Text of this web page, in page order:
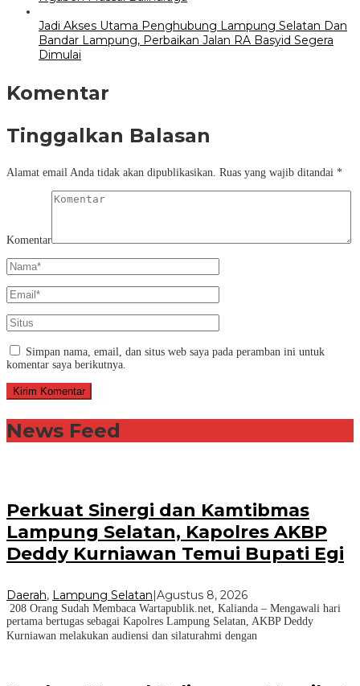
Jadi Akses Utama Penghubung Lampung Selatan Dan
Bandar Lampung, Perbaikan Jalan RA Basyid Segera
Dimulai
Komentar
Tinggalkan Balasan
Alamat email Anda tidak akan dipublikasikan. Ruas yang wajib ditandai *
Komentar
Simpan nama, email, dan situs web saya pada peramban ini untuk
komentar saya berikutnya.
News Feed
Perkuat Sinergi dan Kamtibmas
Lampung Selatan, Kapolres AKBP
Deddy Kurniawan Temui Bupati Egi
Daerah, Lampung Selatan Agustus 8, 2026
208 Orang Sudah Membaca Wartapublik.net, Kalianda – Mengawali hari
pertama bertugas sebagai Kapolres Lampung Selatan, AKBP Deddy
Kurniawan melakukan audiensi dan silaturahmi dengan